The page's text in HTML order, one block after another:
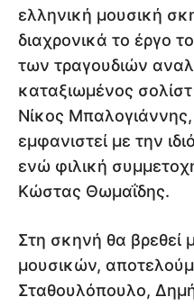
ελληνική μουσική
διαχρονικά το έργο
των τραγουδιών
καταξιωμένος
Νίκος
εμφανιστεί με την
ενώ φιλική
Κώστας Θωμαΐδης.
Στη σκηνή θα βρεθεί
μουσικών,
Σταθουλόπουλο,